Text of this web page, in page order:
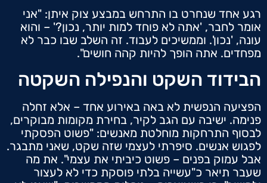
רגע אחד שנחרט בו התרחש במבצע צוק איתן: "אני
אומר לחבר, 'אתה לא פוחד למות יותר, נכון?' – והוא
עונה, 'נכון'. וממשיכים לעבוד. זה השלב שבו כבר לא
מפחדים. אתה הופך להיות קהה חושים".
הבידוד השקט והנפילה השקטה
הפציעה הנפשית לא באה באירוע אחד – אלא זחלה
פנימה. ישיבה עם הגב לקיר, בחירת מקומות מבוקרים,
לבסוף התרחקות מוחלטת מאנשים: "פשוט הפסקתי
לפגוש אנשים. סיפרתי לעצמי שזה שקט, שאני מתבגר.
אבל עמוק בפנים – פשוט כיביתי את עצמי". את מה
שעבר תיאר כ"עשייה בלתי פוסקת כדי לא לעצור